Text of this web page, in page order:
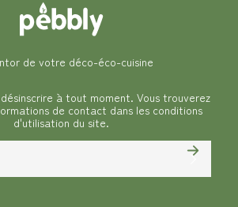
de votre déco-éco-cuisine
à tout moment. Vous trouverez
de contact dans les conditions
d'utilisation du site.